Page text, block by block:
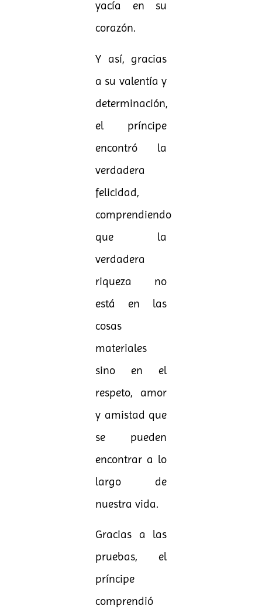
yacía en su
corazón.
Y así, gracias
a su valentía y
determinación,
el príncipe
encontró la
verdadera
felicidad,
comprendiendo
que la
verdadera
riqueza no
está en las
cosas
materiales
sino en el
respeto, amor
y amistad que
se pueden
encontrar a lo
largo de
nuestra vida.
Gracias a las
pruebas, el
príncipe
comprendió